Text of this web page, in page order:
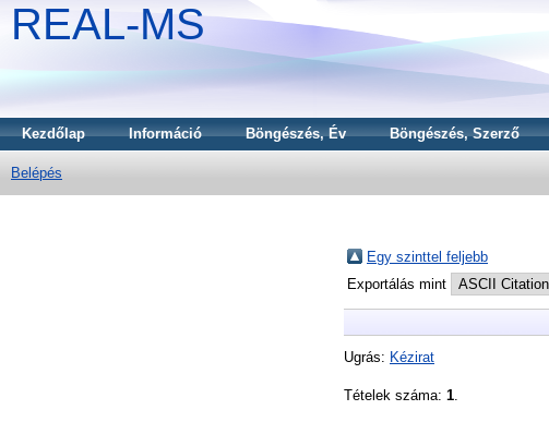
REAL-MS
Kezdőlap Információ Böngészés, Év Böngészés, Szerző
Belépés
Egy szinttel feljebb
Exportálás mint
Ugrás: Kézirat
Tételek száma: 1